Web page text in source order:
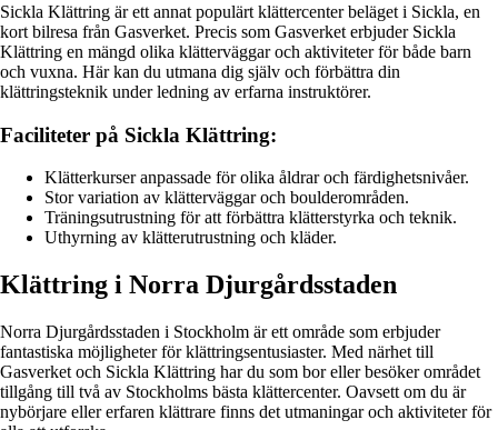
Sickla Klättring är ett annat populärt klättercenter beläget i Sickla, en
kort bilresa från Gasverket. Precis som Gasverket erbjuder Sickla
Klättring en mängd olika klätterväggar och aktiviteter för både barn
och vuxna. Här kan du utmana dig själv och förbättra din
klättringsteknik under ledning av erfarna instruktörer.
Faciliteter på Sickla Klättring:
Klätterkurser anpassade för olika åldrar och färdighetsnivåer.
Stor variation av klätterväggar och boulderområden.
Träningsutrustning för att förbättra klätterstyrka och teknik.
Uthyrning av klätterutrustning och kläder.
Klättring i Norra Djurgårdsstaden
Norra Djurgårdsstaden i Stockholm är ett område som erbjuder
fantastiska möjligheter för klättringsentusiaster. Med närhet till
Gasverket och Sickla Klättring har du som bor eller besöker området
tillgång till två av Stockholms bästa klättercenter. Oavsett om du är
nybörjare eller erfaren klättrare finns det utmaningar och aktiviteter för